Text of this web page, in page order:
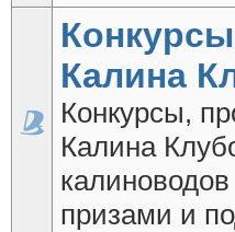
Калина
Конкурсы,
Калина
призами и